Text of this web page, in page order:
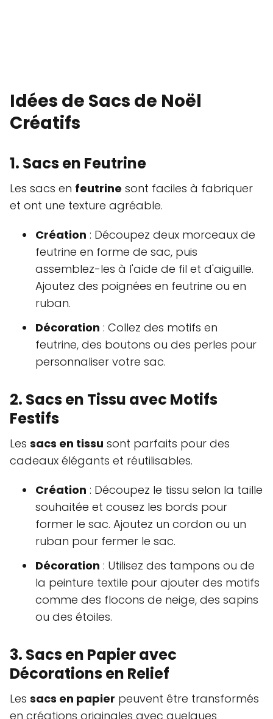
Idées de Sacs de Noël
Créatifs
1. Sacs en Feutrine
Les sacs en feutrine sont faciles à fabriquer
et ont une texture agréable.
Création : Découpez deux morceaux de
feutrine en forme de sac, puis
assemblez-les à l'aide de fil et d'aiguille.
Ajoutez des poignées en feutrine ou en
ruban.
Décoration : Collez des motifs en
feutrine, des boutons ou des perles pour
personnaliser votre sac.
2. Sacs en Tissu avec Motifs
Festifs
Les sacs en tissu sont parfaits pour des
cadeaux élégants et réutilisables.
Création : Découpez le tissu selon la taille
souhaitée et cousez les bords pour
former le sac. Ajoutez un cordon ou un
ruban pour fermer le sac.
Décoration : Utilisez des tampons ou de
la peinture textile pour ajouter des motifs
comme des flocons de neige, des sapins
ou des étoiles.
3. Sacs en Papier avec
Décorations en Relief
Les sacs en papier peuvent être transformés
en créations originales avec quelques